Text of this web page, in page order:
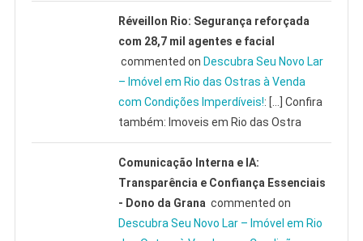
Réveillon Rio: Segurança reforçada
com 28,7 mil agentes e facial
commented onDescubra Seu Novo Lar
– Imóvel em Rio das Ostras à Venda
com Condições Imperdíveis!: […] Confira
também: Imoveis em Rio das Ostra
Comunicação Interna e IA:
Transparência e Confiança Essenciais
- Dono da Grana commented on
Descubra Seu Novo Lar – Imóvel em Rio